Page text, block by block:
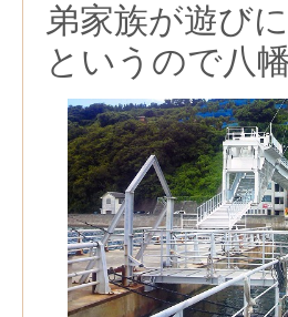
弟家族が遊び
というので八